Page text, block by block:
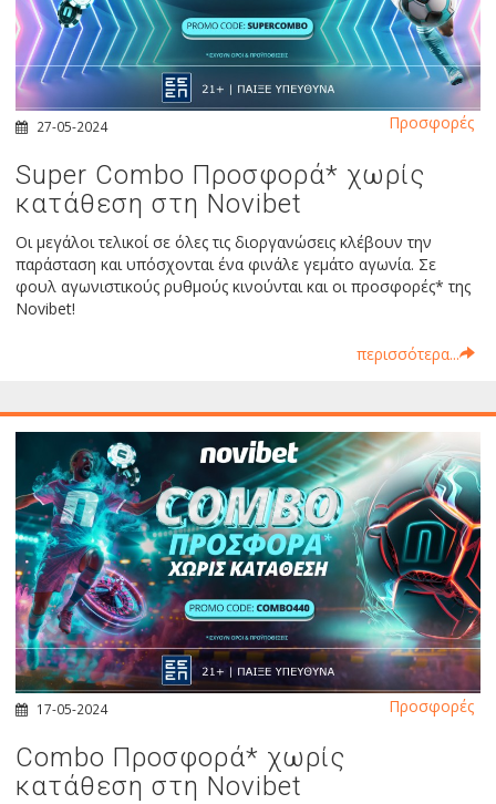
27-05-2024
Super Combo Προσφορά* χωρίς
κατάθεση στη Νovibet
Οι μεγάλοι τελικοί σε όλες τις διοργανώσεις κλέβουν την
παράσταση και υπόσχονται ένα φινάλε γεμάτο αγωνία. Σε
φουλ αγωνιστικούς ρυθμούς κινούνται και οι προσφορές* της
Novibet!
περισσότερα...
Προσφορές
17-05-2024
Combo Προσφορά* χωρίς
κατάθεση στη Νovibet
Προσφορές